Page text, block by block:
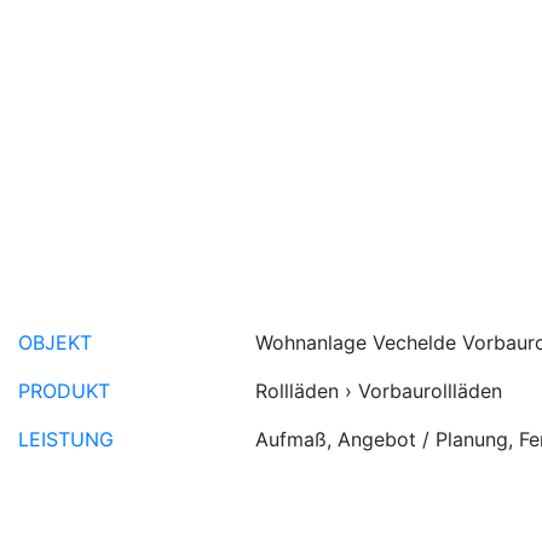
OBJEKT
Wohnanlage Vechelde
PRODUKT
Rollläden › Vorbaurollläden
LEISTUNG
Aufmaß, Angebot / Planung,